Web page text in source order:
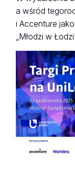
a wśród
i Accenture
„Młodzi w